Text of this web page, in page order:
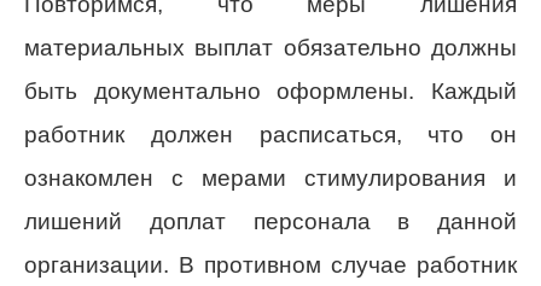
материальных выплат обязательно должны
быть документально оформлены. Каждый
работник должен расписаться, что он
ознакомлен с мерами стимулирования и
лишений доплат персонала в данной
организации. В противном случае работник